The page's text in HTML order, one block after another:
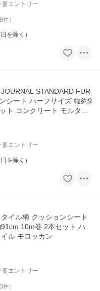
要エントリー
8件）
を除く）
STANDARD FUR
シート ハーフサイズ 幅約9
ト コンクリート モルタル
要エントリー
を除く）
イル柄 クッションシート
10m巻 2本セット ハ
ル モロッカン
要エントリー
3件）